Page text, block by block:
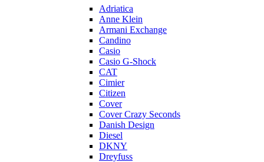
Adriatica
Anne Klein
Armani Exchange
Candino
Casio
Casio G-Shock
CAT
Cimier
Citizen
Cover
Cover Crazy Seconds
Danish Design
Diesel
DKNY
Dreyfuss